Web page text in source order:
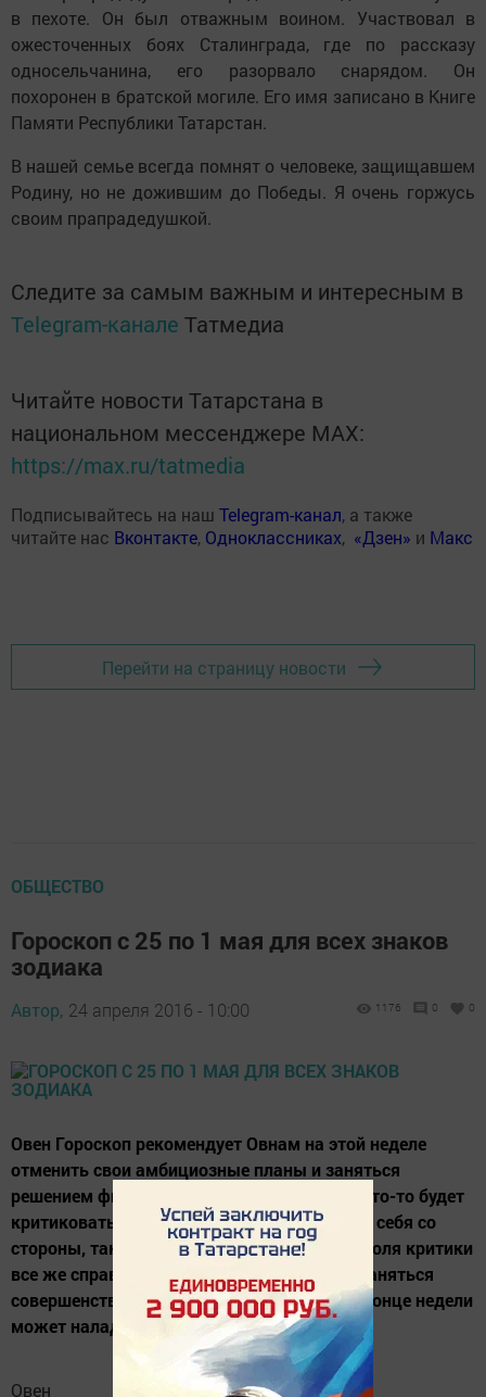
в пехоте. Он был отважным воином. Участвовал в
ожесточенных боях Сталинграда, где по рассказу
односельчанина, его разорвало снарядом. Он
похоронен в братской могиле. Его имя записано в Книге
Памяти Республики Татарстан.
В нашей семье всегда помнят о человеке, защищавшем
Родину, но не дожившим до Победы. Я очень горжусь
своим прапрадедушкой.
Следите за самым важным и интересным в
Telegram-канале Татмедиа
Читайте новости Татарстана в
национальном мессенджере MАХ:
https://max.ru/tatmedia
Подписывайтесь на наш Telegram-канал, а также
читайте нас Вконтакте, Одноклассниках, «Дзен» и Макс
Перейти на страницу новости
ОБЩЕСТВО
Гороскоп с 25 по 1 мая для всех знаков
зодиака
Автор, 24 апреля 2016 - 10:00 1176 0 0
Овен Гороскоп рекомендует Овнам на этой неделе
отменить свои амбициозные планы и заняться
решением финансовых проблем. Если Вас кто-то будет
критиковать, то необходимо посмотреть на себя со
стороны, так как возможно, что какая-то доля критики
все же справедлива. Поэтому Вы можете заняться
совершенствованием своего поведения. В конце недели
может наладиться...
Овен